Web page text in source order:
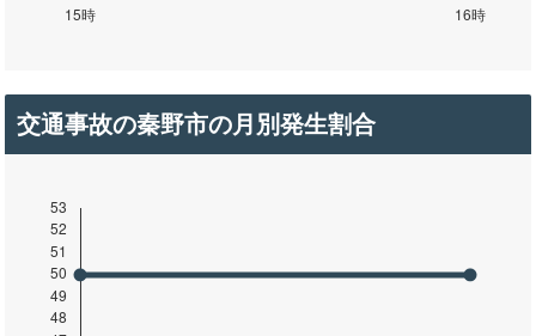
交通事故の秦野市の月別発生割合